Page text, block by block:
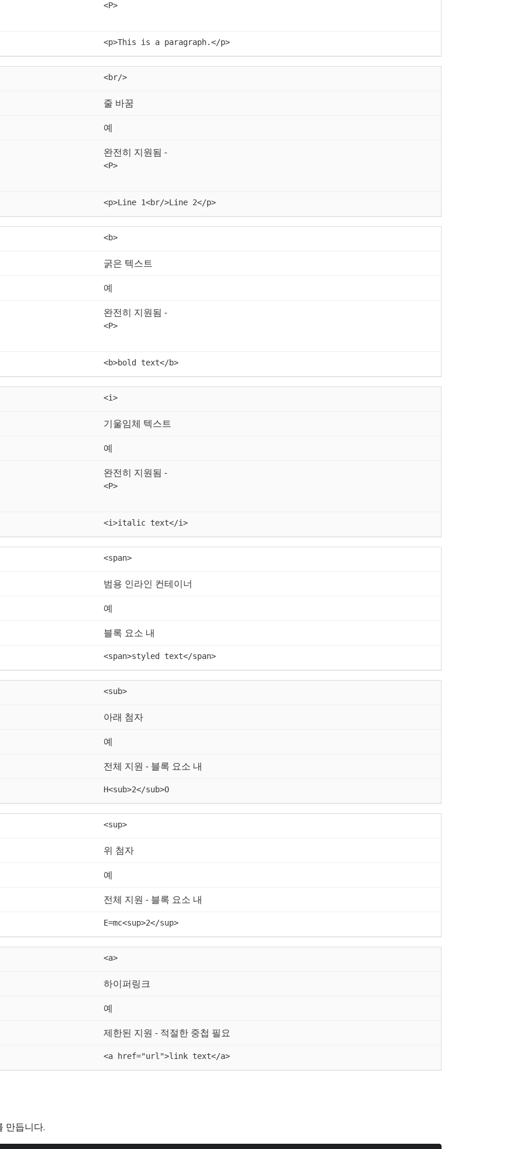
<P>
<p>This is a paragraph.</p>
<br/>
줄 바꿈
예
완전히 지원됨 -
<P>
<p>Line 1<br/>Line 2</p>
<b>
굵은 텍스트
예
완전히 지원됨 -
<P>
<b>bold text</b>
<i>
기울임체 텍스트
예
완전히 지원됨 -
<P>
<i>italic text</i>
<span>
범용 인라인 컨테이너
예
블록 요소 내
<span>styled text</span>
<sub>
아래 첨자
예
전체 지원 - 블록 요소 내
H<sub>2</sub>O
<sup>
위 첨자
예
전체 지원 - 블록 요소 내
E=mc<sup>2</sup>
<a>
하이퍼링크
예
제한된 지원 - 적절한 중첩 필요
<a href="url">link text</a>
만듭니다.